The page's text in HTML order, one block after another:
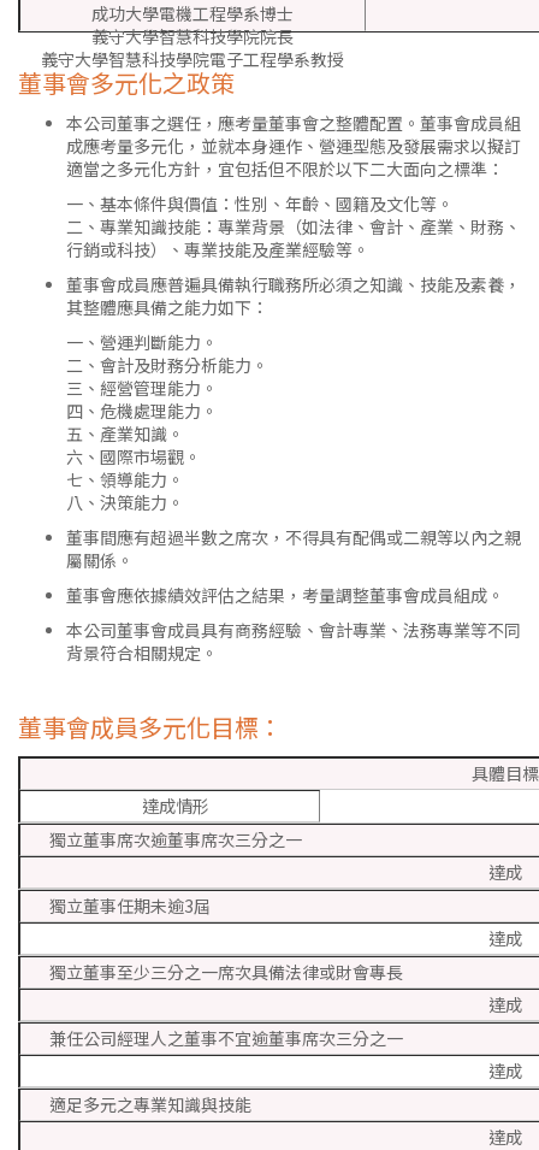
成功大學電機工程學系博士
義守大學智慧科技學院院長
義守大學智慧科技學院電子工程學系教授
董事會多元化之政策
本公司董事之選任，應考量董事會之整體配置。董事會成員組
成應考量多元化，並就本身運作、營運型態及發展需求以擬訂
適當之多元化方針，宜包括但不限於以下二大面向之標準：
一、基本條件與價值：性別、年齡、國籍及文化等。
二、專業知識技能：專業背景（如法律、會計、產業、財務、
行銷或科技）、專業技能及產業經驗等。
董事會成員應普遍具備執行職務所必須之知識、技能及素養，
其整體應具備之能力如下：
一、營運判斷能力。
二、會計及財務分析能力。
三、經營管理能力。
四、危機處理能力。
五、產業知識。
六、國際市場觀。
七、領導能力。
八、決策能力。
董事間應有超過半數之席次，不得具有配偶或二親等以內之親
屬關係。
董事會應依據績效評估之結果，考量調整董事會成員組成。
本公司董事會成員具有商務經驗、會計專業、法務專業等不同
背景符合相關規定。
董事會成員多元化目標：
具體目標
達成情形
獨立董事席次逾董事席次三分之一
達成
獨立董事任期未逾3屆
達成
獨立董事至少三分之一席次具備法律或財會專長
達成
兼任公司經理人之董事不宜逾董事席次三分之一
達成
適足多元之專業知識與技能
達成